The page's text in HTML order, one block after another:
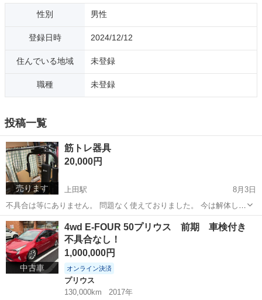
性別 男性
登録日時 2024/12/12
住んでいる地域 未登録
職種 未登録
投稿一覧
売ります
筋トレ器具
20,000円
上田駅
8月3日
不具合は等にありません。 問題なく使えておりました。 今は解体して
あります！
長野 上田市 ダイエットグッズ 筋トレ
中古車
4wd E-FOUR 50プリウス 前期 車検付き
不具合なし！
1,000,000円
オンライン決済
プリウス
130,000km
2017年